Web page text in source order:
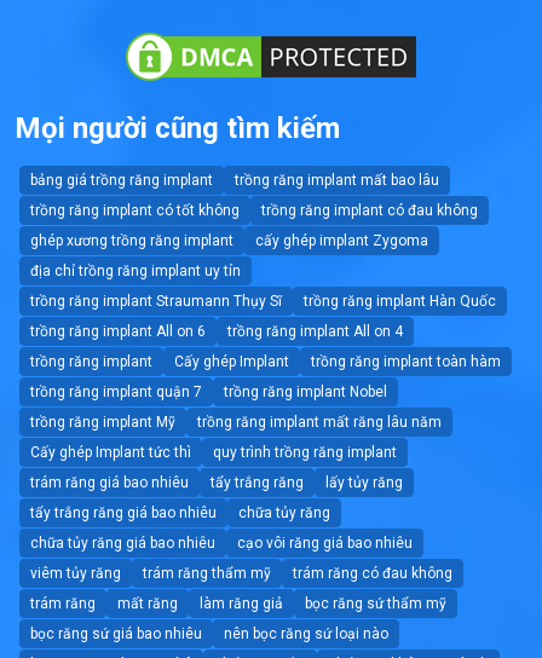
Mọi người cũng tìm kiếm
bảng giá trồng răng implant
trồng răng implant mất bao lâu
trồng răng implant có tốt không
trồng răng implant có đau không
ghép xương trồng răng implant
cấy ghép implant Zygoma
địa chỉ trồng răng implant uy tín
trồng răng implant Straumann Thụy Sĩ
trồng răng implant Hàn Quốc
trồng răng implant All on 6
trồng răng implant All on 4
trồng răng implant
Cấy ghép Implant
trồng răng implant toàn hàm
trồng răng implant quận 7
trồng răng implant Nobel
trồng răng implant Mỹ
trồng răng implant mất răng lâu năm
Cấy ghép Implant tức thì
quy trình trồng răng implant
trám răng giá bao nhiêu
tẩy trắng răng
lấy tủy răng
tẩy trắng răng giá bao nhiêu
chữa tủy răng
chữa tủy răng giá bao nhiêu
cạo vôi răng giá bao nhiêu
viêm tủy răng
trám răng thẩm mỹ
trám răng có đau không
trám răng
mất răng làm răng giả
bọc răng sứ thẩm mỹ
bọc răng sứ giá bao nhiêu
nên bọc răng sứ loại nào